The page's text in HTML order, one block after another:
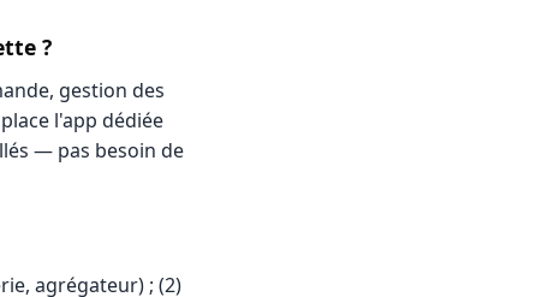
?
gestion des
l'app dédiée
— pas besoin de
agrégateur) ; (2)